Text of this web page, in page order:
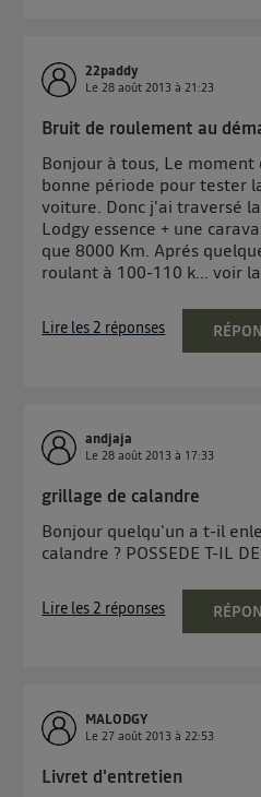
22paddy
Le28 août 2013 à21:23
Bruit de roulement au
Bonjour à tous, Le moment
bonne période pour tester
voiture. Donc j'ai traversé
Lodgy essence + une
que 8000 Km. Aprés
roulant à 100-110 k...voir
Lire les 2 réponses
andjaja
Le28 août 2013 à 17:33
grillage de calandre
Bonjour quelqu'un a t-il
calandre ? POSSEDE T-IL
Lire les 2 réponses
MALODGY
Le27 août 2013 à22:53
Livret d'entretien
L'identifiant est associé à
Ainsi, toutes les
même
Pour une connexion foyer(ex : Wi-
sur la navigation des
Pour uneconnexion mobile, la
uniquement sur la navigation
Vous pouvez à tout
surle portail d’Utiq ("
d'informations, veuillez
d'information sur les